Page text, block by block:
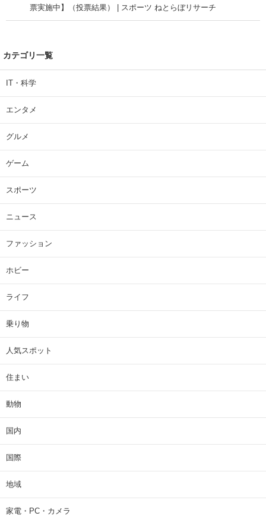
票実施中】（投票結果） | スポーツ ねとらぼリサーチ
カテゴリ一覧
IT・科学
エンタメ
グルメ
ゲーム
スポーツ
ニュース
ファッション
ホビー
ライフ
乗り物
人気スポット
住まい
動物
国内
国際
地域
家電・PC・カメラ